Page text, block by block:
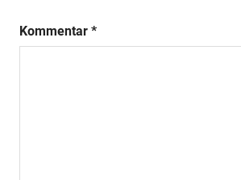
Kommentar *